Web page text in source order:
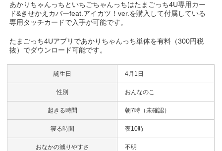
あかりちゃんっちといちごちゃんっちはたまごっち4U専用カー
ド&きせかえカバーfeat.アイカツ！ver.を購入して付属している
専用タッチカードで入手が可能です。
たまごっち4Uアプリであかりちゃんっち単体を有料（300円税
抜）でダウンロード可能です。
誕生日 4月1日
性別 おんなのこ
起きる時間 朝7時（未確認）
寝る時間 夜10時
おなかの減りやすさ 不明